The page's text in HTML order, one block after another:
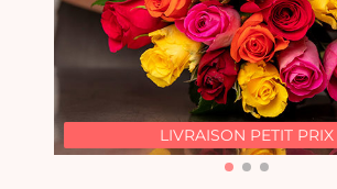
LIVRAISON PETIT PRIX